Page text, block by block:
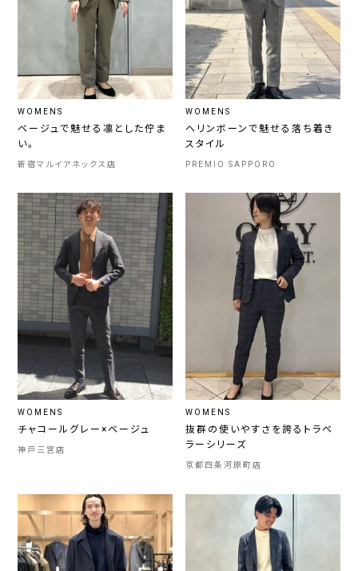
WOMENS
ベージュで魅せる凛とした佇ま
い。
新宿マルイアネックス店
WOMENS
ヘリンボーンで魅せる落ち着き
スタイル
PREMIO SAPPORO
WOMENS
チャコールグレー×ベージュ
神戸三宮店
WOMENS
抜群の使いやすさを誇るトラベ
ラーシリーズ
京都四条河原町店